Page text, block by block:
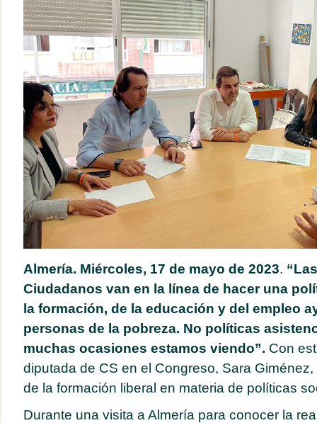
Almería. Miércoles, 17 de mayo de 2023.
Ciudadanos van en la línea de hacer una
la formación, de la educación y del empleo
personas de la pobreza. No políticas
muchas ocasiones estamos viendo”. Con
diputada de CS en el Congreso, Sara
de la formación liberal en materia de políticas
Durante una visita a Almería para conocer la